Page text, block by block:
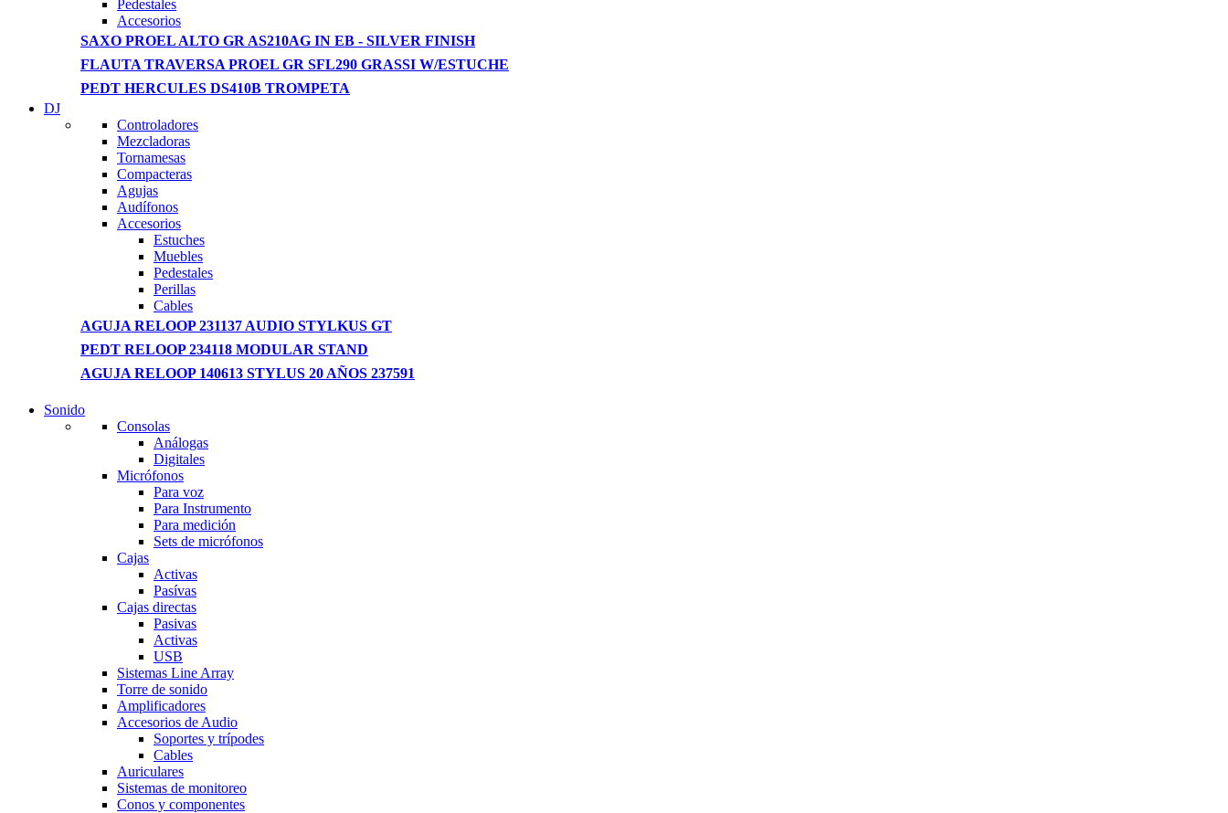
Pedestales
Accesorios
SAXO PROEL ALTO GR AS210AG IN EB - SILVER FINISH
FLAUTA TRAVERSA PROEL GR SFL290 GRASSI W/ESTUCHE
PEDT HERCULES DS410B TROMPETA
DJ
Controladores
Mezcladoras
Tornamesas
Compacteras
Agujas
Audífonos
Accesorios
Estuches
Muebles
Pedestales
Perillas
Cables
AGUJA RELOOP 231137 AUDIO STYLKUS GT
PEDT RELOOP 234118 MODULAR STAND
AGUJA RELOOP 140613 STYLUS 20 AÑOS 237591
TP 450X I7 THINKPAD
Shop Now
Sonido
Consolas
Análogas
Digitales
Micrófonos
Para voz
Para Instrumento
Para medición
Sets de micrófonos
Cajas
Activas
Pasívas
Cajas directas
Pasivas
Activas
USB
Sistemas Line Array
Torre de sonido
Amplificadores
Accesorios de Audio
Soportes y trípodes
Cables
Auriculares
Sistemas de monitoreo
Conos y componentes